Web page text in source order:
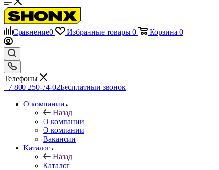
Сравнение0 Избранные товары 0 Корзина 0
Телефоны
+7 800 250-74-02Бесплатный звонок
О компании
Назад
О компании
О компании
Вакансии
Каталог
Назад
Каталог